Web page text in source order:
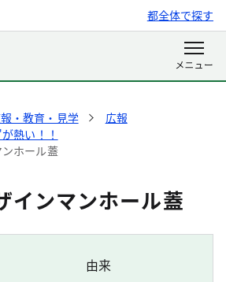
都全体で探す
・教育・見学
広報
熱い！！
ホール蓋
インマンホール蓋
由来